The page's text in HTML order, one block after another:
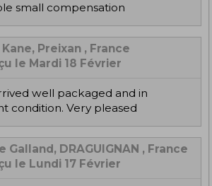
small compensation
Preixan , France
le Mardi 18 Février
condition. Very pleased
Galland, DRAGUIGNAN , France
le Lundi 17 Février